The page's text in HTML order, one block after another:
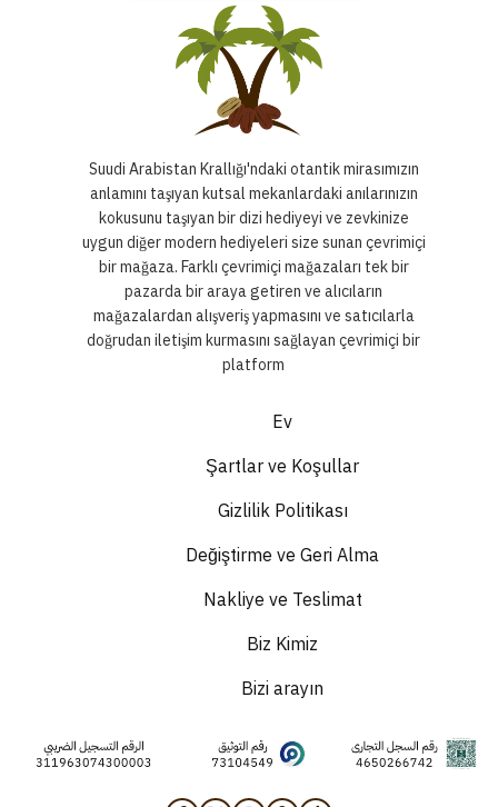
Suudi Arabistan Krallığı'ndaki otantik mirasımızın
anlamını taşıyan kutsal mekanlardaki anılarınızın
kokusunu taşıyan bir dizi hediyeyi ve zevkinize
uygun diğer modern hediyeleri size sunan çevrimiçi
bir mağaza. Farklı çevrimiçi mağazaları tek bir
pazarda bir araya getiren ve alıcıların
mağazalardan alışveriş yapmasını ve satıcılarla
doğrudan iletişim kurmasını sağlayan çevrimiçi bir
platform
Ev
Şartlar ve Koşullar
Gizlilik Politikası
Değiştirme ve Geri Alma
Nakliye ve Teslimat
Biz Kimiz
Bizi arayın